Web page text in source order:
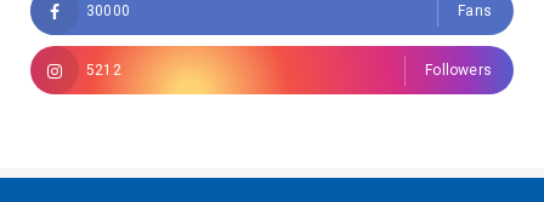
30000 Fans
5212 Followers